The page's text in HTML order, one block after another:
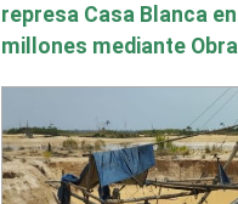
represa Casa Blanca
millones mediante